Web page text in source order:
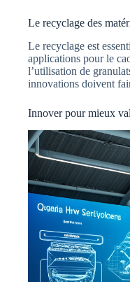
Le recyclage des
Le recyclage est
applications pour le
l’utilisation de
innovations doivent
Innover pour mieux